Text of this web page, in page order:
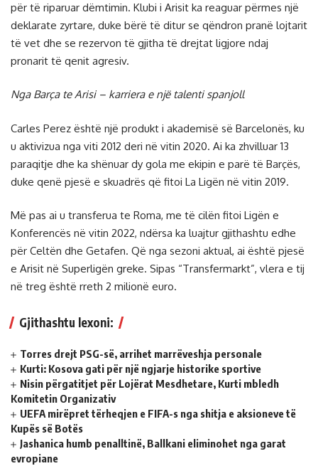
për të riparuar dëmtimin. Klubi i Arisit ka reaguar përmes një
deklarate zyrtare, duke bërë të ditur se qëndron pranë lojtarit
të vet dhe se rezervon të gjitha të drejtat ligjore ndaj
pronarit të qenit agresiv.
Nga Barça te Arisi – karriera e një talenti spanjoll
Carles Perez është një produkt i akademisë së Barcelonës, ku
u aktivizua nga viti 2012 deri në vitin 2020. Ai ka zhvilluar 13
paraqitje dhe ka shënuar dy gola me ekipin e parë të Barçës,
duke qenë pjesë e skuadrës që fitoi La Ligën në vitin 2019.
Më pas ai u transferua te Roma, me të cilën fitoi Ligën e
Konferencës në vitin 2022, ndërsa ka luajtur gjithashtu edhe
për Celtën dhe Getafen. Që nga sezoni aktual, ai është pjesë
e Arisit në Superligën greke. Sipas “Transfermarkt”, vlera e tij
në treg është rreth 2 milionë euro.
Gjithashtu lexoni:
Torres drejt PSG-së, arrihet marrëveshja personale
Kurti: Kosova gati për një ngjarje historike sportive
Nisin përgatitjet për Lojërat Mesdhetare, Kurti mbledh
Komitetin Organizativ
UEFA mirëpret tërheqjen e FIFA-s nga shitja e aksioneve të
Kupës së Botës
Jashanica humb penalltinë, Ballkani eliminohet nga garat
evropiane